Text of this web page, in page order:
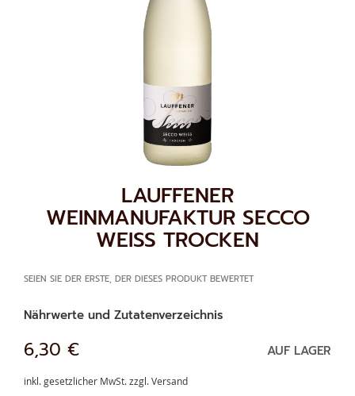
LAUFFENER
WEINMANUFAKTUR SECCO
WEISS TROCKEN
SEIEN SIE DER ERSTE, DER DIESES PRODUKT BEWERTET
Nährwerte und Zutatenverzeichnis
6,30 € AUF LAGER
inkl. gesetzlicher MwSt. zzgl. Versand